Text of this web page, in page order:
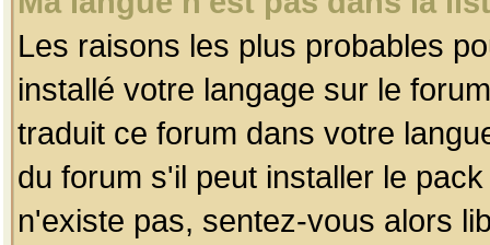
Les raisons les plus probables
installé votre langage sur le
traduit ce forum dans votre
du forum s'il peut installer le
n'existe pas, sentez-vous alors